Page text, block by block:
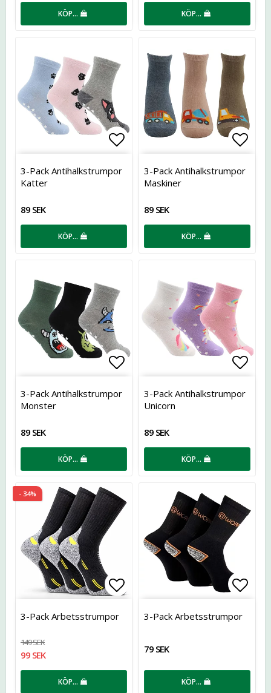
KÖP… KÖP…
Lägg till i favoritlistan
3-Pack Antihalkstrumpor
Katter
89 SEK
KÖP…
3-Pack Antihalkstrumpor
Maskiner
89 SEK
KÖP…
Lägg till i favoritlistan
3-Pack Antihalkstrumpor
Monster
89 SEK
KÖP…
3-Pack Antihalkstrumpor
Unicorn
89 SEK
KÖP…
- 34%
Lägg till i favoritlistan
3-Pack Arbetsstrumpor
149 SEK
99 SEK
KÖP…
3-Pack Arbetsstrumpor
79 SEK
KÖP…